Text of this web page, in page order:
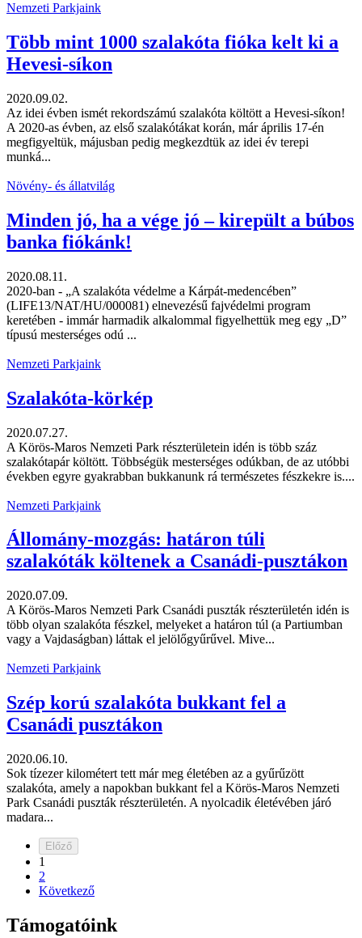
Nemzeti Parkjaink
Több mint 1000 szalakóta fióka kelt ki a
Hevesi-síkon
2020.09.02.
Az idei évben ismét rekordszámú szalakóta költött a Hevesi-síkon!
A 2020-as évben, az első szalakótákat korán, már április 17-én
megfigyeltük, májusban pedig megkezdtük az idei év terepi
munká...
Növény- és állatvilág
Minden jó, ha a vége jó – kirepült a búbos
banka fiókánk!
2020.08.11.
2020-ban - „A szalakóta védelme a Kárpát-medencében”
(LIFE13/NAT/HU/000081) elnevezésű fajvédelmi program
keretében - immár harmadik alkalommal figyelhettük meg egy „D”
típusú mesterséges odú ...
Nemzeti Parkjaink
Szalakóta-körkép
2020.07.27.
A Körös-Maros Nemzeti Park részterületein idén is több száz
szalakótapár költött. Többségük mesterséges odúkban, de az utóbbi
években egyre gyakrabban bukkanunk rá természetes fészkekre is....
Nemzeti Parkjaink
Állomány-mozgás: határon túli
szalakóták költenek a Csanádi-pusztákon
2020.07.09.
A Körös-Maros Nemzeti Park Csanádi puszták részterületén idén is
több olyan szalakóta fészkel, melyeket a határon túl (a Partiumban
vagy a Vajdaságban) láttak el jelölőgyűrűvel. Mive...
Nemzeti Parkjaink
Szép korú szalakóta bukkant fel a
Csanádi pusztákon
2020.06.10.
Sok tízezer kilométert tett már meg életében az a gyűrűzött
szalakóta, amely a napokban bukkant fel a Körös-Maros Nemzeti
Park Csanádi puszták részterületén. A nyolcadik életévében járó
madara...
Előző
1
2
Következő
Támogatóink